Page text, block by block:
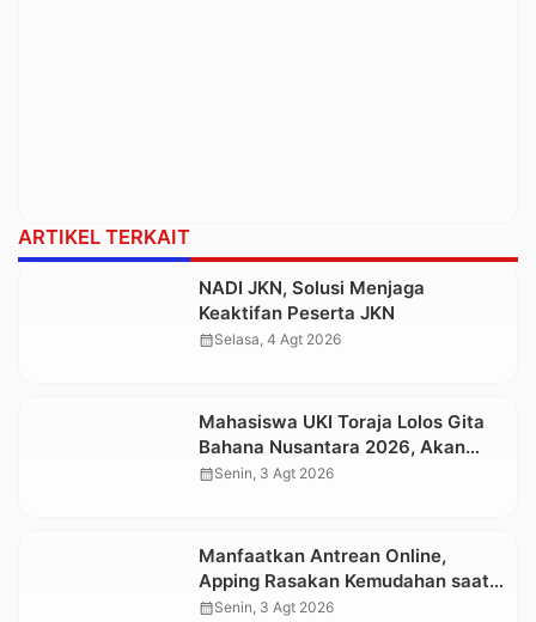
ARTIKEL TERKAIT
NADI JKN, Solusi Menjaga
Keaktifan Peserta JKN
calendar_monthSelasa, 4 Agt 2026
Mahasiswa UKI Toraja Lolos Gita
Bahana Nusantara 2026, Akan
Tampil di Istana Negara pada
calendar_monthSenin, 3 Agt 2026
Manfaatkan Antrean Online,
Apping Rasakan Kemudahan saat
Berobat di RS Elim Rantepao
calendar_monthSenin, 3 Agt 2026